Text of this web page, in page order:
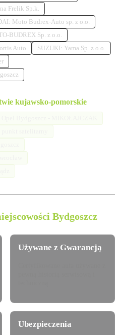
Frelik Sp.k.
Moto Budrex-Auto sp. z o.o.
BUDREX Sp. z o.o.
Auto
SUZUKI: Yama Sp. z o.o.
kujawsko-pomorskie
Bydgoszcz
Używane z Gwarancją
Ubezpieczenia